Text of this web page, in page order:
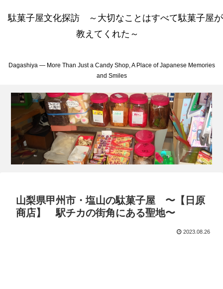
駄菓子屋文化探訪 ～大切なことはすべて駄菓子屋が
教えてくれた～
Dagashiya — More Than Just a Candy Shop, A Place of Japanese Memories
and Smiles
山梨県甲州市・塩山の駄菓子屋 〜【日原
商店】 駅チカの街角にある聖地〜
2023.08.26